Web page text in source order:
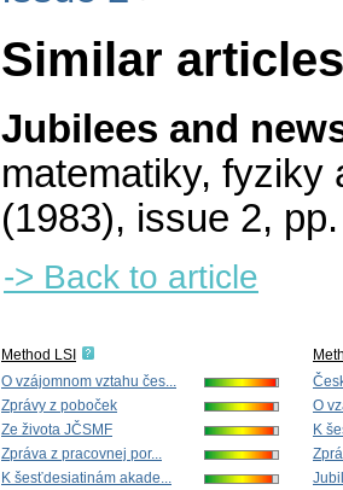
Similar
Jubilees and
matematiky, fyziky
(1983), issue 2,
-> Back to article
Method LSI
O vzájomnom vztahu čes...
Zprávy z poboček
Ze života JČSMF
Zpráva z pracovnej por...
K šesťdesiatinám akade...
O
K